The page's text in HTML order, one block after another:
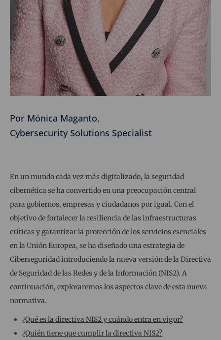
Por Mónica Maganto,
Cybersecurity Solutions Specialist
En un mundo cada vez más digitalizado, la seguridad
cibernética se ha convertido en una preocupación central
para gobiernos, empresas y ciudadanos por igual. Con el
objetivo de fortalecer la resiliencia de las infraestructuras
críticas y garantizar la protección de los servicios esenciales
en la Unión Europea, se ha diseñado una estrategia de
Ciberseguridad introduciendo la nueva versión de la Directiva
de Seguridad de las Redes y de la Información (NIS2). A
continuación, exploraremos los aspectos clave de esta nueva
normativa.
¿Qué es la directiva NIS2 y cuándo entra en vigor?
¿Quién tiene que cumplir la directiva NIS2?